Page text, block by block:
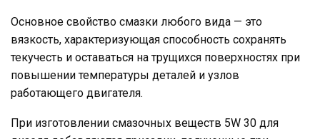
Основное свойство смазки любого вида — это
вязкость, характеризующая способность сохранять
текучесть и оставаться на трущихся поверхностях при
повышении температуры деталей и узлов
работающего двигателя.
При изготовлении смазочных веществ 5W 30 для